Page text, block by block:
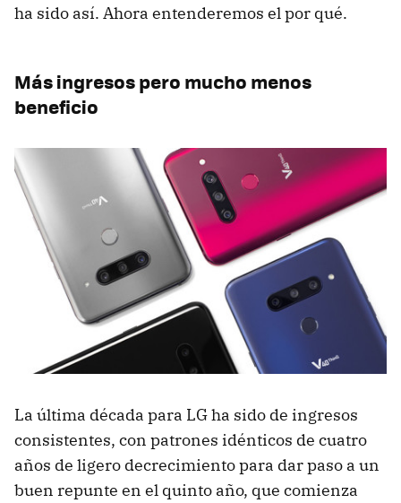
ha sido así. Ahora entenderemos el por qué.
Más ingresos pero mucho menos
beneficio
La última década para LG ha sido de ingresos
consistentes, con patrones idénticos de cuatro
años de ligero decrecimiento para dar paso a un
buen repunte en el quinto año, que comienza